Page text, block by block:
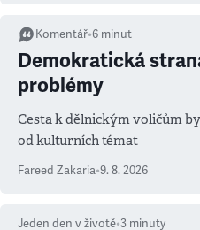
Komentář•6 minut
Demokratická
problémy
Cesta k dělnickým voličům
od kulturních témat
Fareed Zakaria•9. 8. 2026
Jeden den v životě•3 minuty